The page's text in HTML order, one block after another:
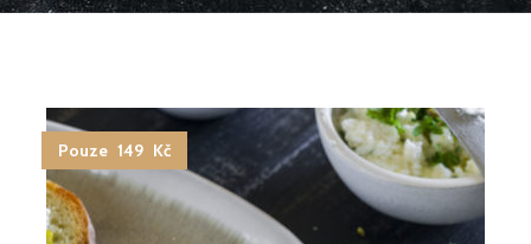
Pouze 149 Kč